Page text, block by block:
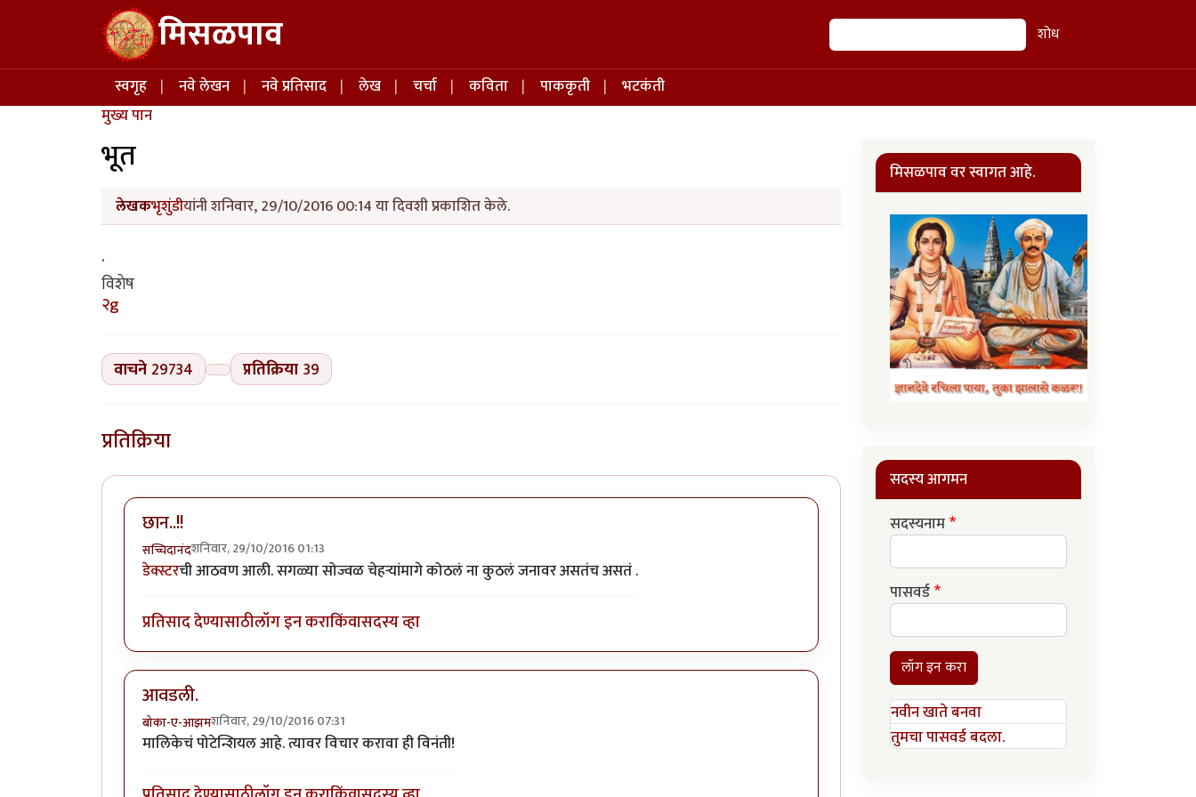
Skip to main content मिसळपाव शोध शोध
Main navigation
स्वगृह नवे लेखन नवे प्रतिसाद लेख चर्चा कविता पाककृती
भटकंती
मुख्य पान
भूत
लेखकभृशुंडीयांनी शनिवार, 29/10/2016 00:14 या दिवशी प्रकाशित केले.
.
विशेष
२g
वाचने 29734 प्रतिक्रिया 39
प्रतिक्रिया
छान..!!
सच्चिदानंदशनिवार, 29/10/2016 01:13
डेक्स्टरची आठवण आली. सगळ्या सोज्वळ चेहर्‍यांमागे कोठलं ना कुठलं जनावर असतंच असतं .
प्रतिसाद देण्यासाठीलॉग इन कराकिंवासदस्य व्हा
आवडली.
बोका-ए-आझमशनिवार, 29/10/2016 07:31
मालिकेचं पोटेन्शियल आहे. त्यावर विचार करावा ही विनंती!
मिसळपाव वर स्वागत आहे.
सदस्य आगमन
सदस्यनाम
पासवर्ड
लॉग इन करा
नवीन खाते बनवा
तुमचा पासवर्ड बदला.